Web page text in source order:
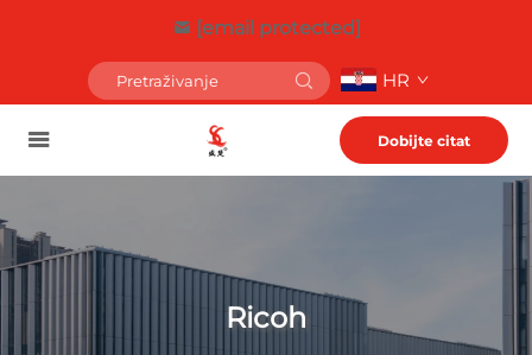
[email protected]
HR
Dobijte citat
Ricoh